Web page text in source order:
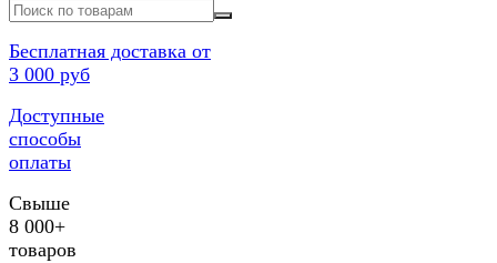
Бесплатная доставка от
3 000 руб
Доступные
способы
оплаты
Свыше
8 000+
товаров